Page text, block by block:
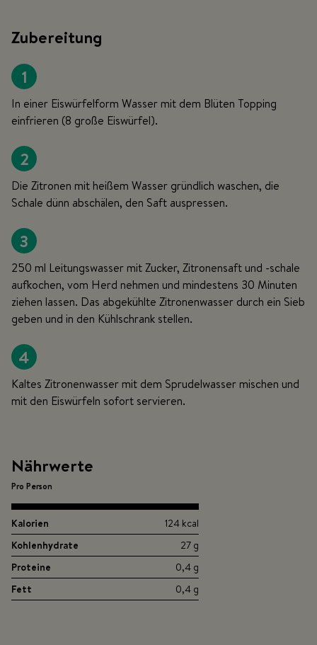
Zubereitung
1
In einer Eiswürfelform Wasser mit dem Blüten Topping
einfrieren (8 große Eiswürfel).
2
Die Zitronen mit heißem Wasser gründlich waschen, die
Schale dünn abschälen, den Saft auspressen.
3
250 ml Leitungswasser mit Zucker, Zitronensaft und -schale
aufkochen, vom Herd nehmen und mindestens 30 Minuten
ziehen lassen. Das abgekühlte Zitronenwasser durch ein Sieb
geben und in den Kühlschrank stellen.
4
Kaltes Zitronenwasser mit dem Sprudelwasser mischen und
mit den Eiswürfeln sofort servieren.
Nährwerte
Pro Person
Kalorien
124 kcal
Kohlenhydrate
27 g
Proteine
0,4 g
Fett
0,4 g